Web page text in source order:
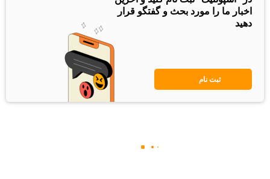
اخبار ما را مورد بحث و گفتگو قرار
دهید
ثبت نام